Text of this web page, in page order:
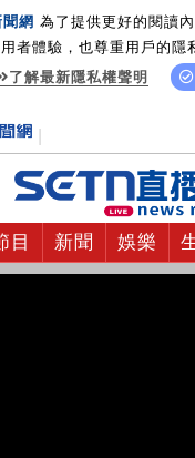
網 為了提供更好的閱讀
者體驗，也尊重用戶的隱
了解最新隱私權聲明
目 新聞 娛樂